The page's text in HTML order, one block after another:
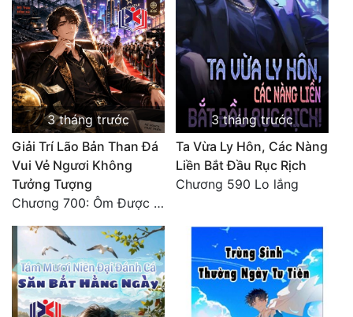
3 tháng trước
Giải Trí Lão Bản Than Đá
Vui Vẻ Ngươi Không
Tưởng Tượng
Chương 700: Ôm Được Mỹ Nhân Về (Đại Kết Cục)
3 tháng trước
Ta Vừa Ly Hôn, Các Nàng
Liền Bắt Đầu Rục Rịch
Chương 590 Lo lắng